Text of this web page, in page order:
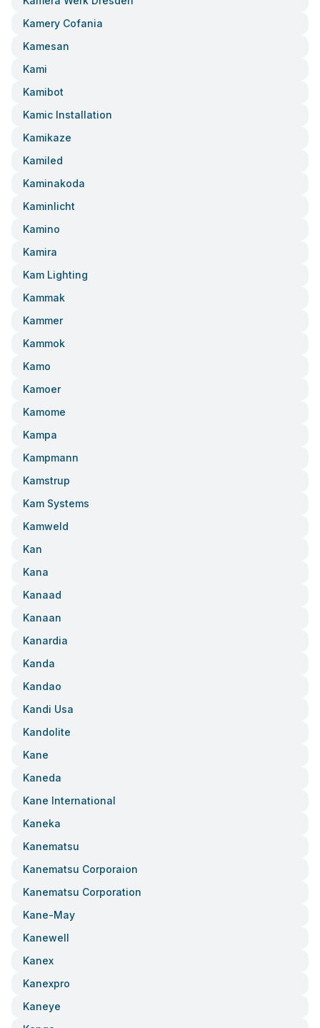
Kamery Cofania
Kamesan
Kami
Kamibot
Kamic Installation
Kamikaze
Kamiled
Kaminakoda
Kaminlicht
Kamino
Kamira
Kam Lighting
Kammak
Kammer
Kammok
Kamo
Kamoer
Kamome
Kampa
Kampmann
Kamstrup
Kam Systems
Kamweld
Kan
Kana
Kanaad
Kanaan
Kanardia
Kanda
Kandao
Kandi Usa
Kandolite
Kane
Kaneda
Kane International
Kaneka
Kanematsu
Kanematsu Corporaion
Kanematsu Corporation
Kane-May
Kanewell
Kanex
Kanexpro
Kaneye